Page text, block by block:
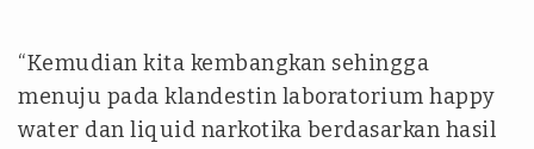
“Kemudian kita kembangkan sehingga
menuju pada klandestin laboratorium happy
water dan liquid narkotika berdasarkan hasil